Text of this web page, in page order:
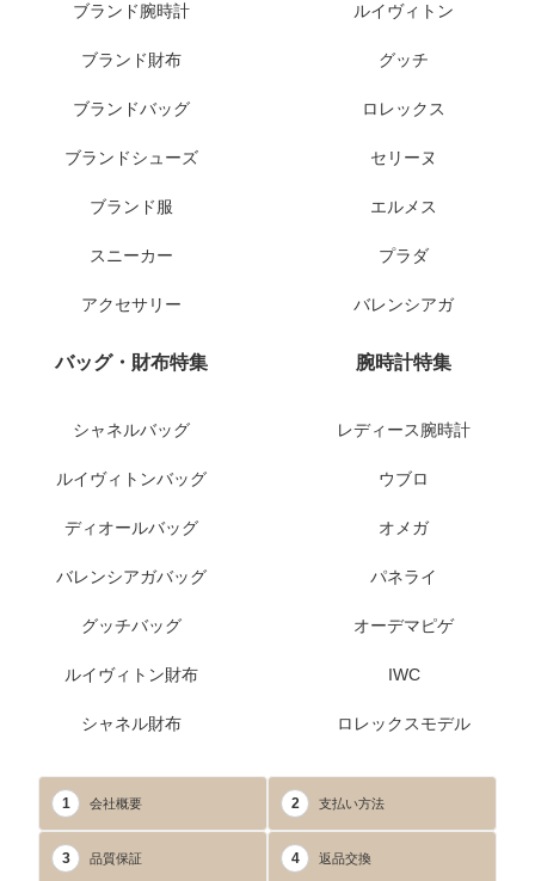
ブランド腕時計
ブランド財布
ブランドバッグ
ブランドシューズ
ブランド服
スニーカー
アクセサリー
ルイヴィトン
グッチ
ロレックス
セリーヌ
エルメス
プラダ
バレンシアガ
バッグ・財布特集
シャネルバッグ
ルイヴィトンバッグ
ディオールバッグ
バレンシアガバッグ
グッチバッグ
ルイヴィトン財布
シャネル財布
腕時計特集
レディース腕時計
ウブロ
オメガ
パネライ
オーデマピゲ
IWC
ロレックスモデル
1 会社概要 2 支払い方法
3 品質保証 4 返品交換